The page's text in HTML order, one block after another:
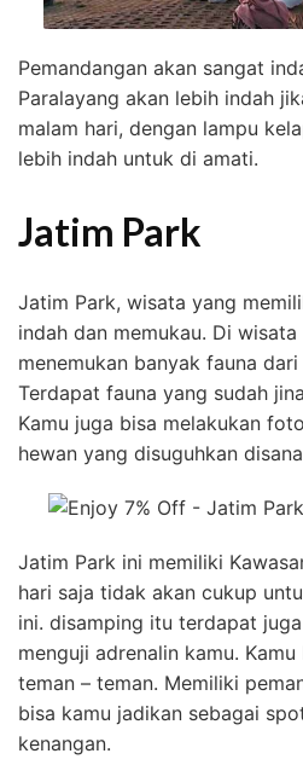
Pemandangan akan sangat
Paralayang akan lebih indah
malam hari, dengan lampu
lebih indah untuk di amati.
Jatim Park
Jatim Park, wisata yang
indah dan memukau. Di
menemukan banyak fauna
Terdapat fauna yang sudah
Kamu juga bisa melakukan
hewan yang disuguhkan
Jatim Park ini memiliki
hari saja tidak akan cukup
ini. disamping itu terdapat
menguji adrenalin kamu.
teman – teman. Memiliki
bisa kamu jadikan sebagai
kenangan.